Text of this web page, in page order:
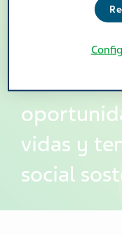
sólido.
enorme
también
vidas y
social